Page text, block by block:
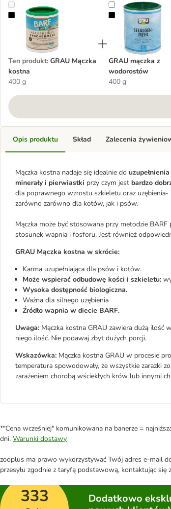
GRAU Mączka kostna
Ten produkt: GRAU Mączka
kostna
400 g
GRAU mączka z
GRAU mączka z
wodorostów
400 g
Opis produktu
Mączka kostna nadaje się idealnie do
minerały i pierwiastki przy czym jest bardzo
dla poprawnego wzrostu szkieletu oraz
zarówno zarówno dla kotów, jak i psów.
Mączka może być stosowana przy metodzie
stosunek wapnia i fosforu. Jest również
GRAU Mączka kostna w skrócie:
Karma uzupełniająca dla psów i kotów.
Może wspierać odbudowę kości i szkieletu:
Wysoka dostępność biologiczna.
Ważna dla silnego uzębienia
Źródło wapnia w diecie BARF.
Uwaga: Mączka kostna GRAU zawiera dużą ilość
niego ilość. Nie podawaj zbyt dużych porcji.
Wskazówka: Mączka kostna GRAU w procesie
temperatura spowodowały, że wszystkie zarazki
zarażeniem chorobą wściekłych krów lub innymi
Skład Zalecenia
*"Cena wcześniej" komunikowana na banerze =
dni. Warunki dostawy
zooplus ma prawo wykorzystywać Twój adres e-mail
przesyłu zgodnie z taryfą podstawową, kontaktując się
333
Dodatkowo